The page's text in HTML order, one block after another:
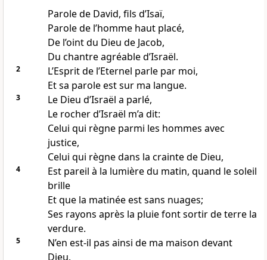
Parole de David, fils d’Isaï,
Parole de l’homme haut placé,
De l’oint du Dieu de Jacob,
Du chantre agréable d’Israël.
2
L’Esprit de l’Eternel parle par moi,
Et sa parole est sur ma langue.
3
Le Dieu d’Israël a parlé,
Le rocher d’Israël m’a dit:
Celui qui règne parmi les hommes avec
justice,
Celui qui règne dans la crainte de Dieu,
4
Est pareil à la lumière du matin, quand le soleil
brille
Et que la matinée est sans nuages;
Ses rayons après la pluie font sortir de terre la
verdure.
5
N’en est-il pas ainsi de ma maison devant
Dieu,